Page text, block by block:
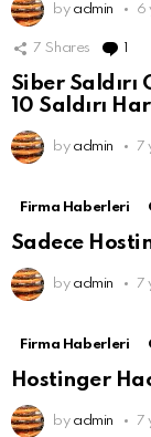
by admin 6
7 Shares 1
Siber Saldırı
10 Saldırı
by admin 7
Firma Haberleri
Sadece
by admin 7
Firma Haberleri
Hostinger
by admin 7